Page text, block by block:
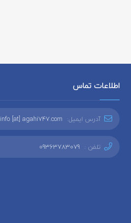
اطلاعات تماس
آدرس ایمیل: info [at] agahi747.com
تلفن : 09363783079